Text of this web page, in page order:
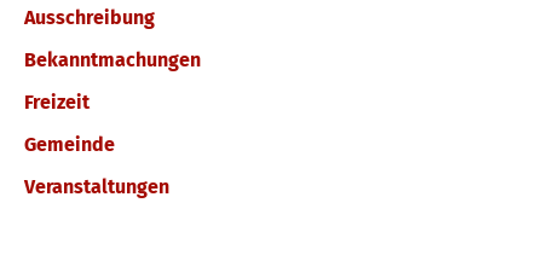
Ausschreibung
Bekanntmachungen
Freizeit
Gemeinde
Veranstaltungen